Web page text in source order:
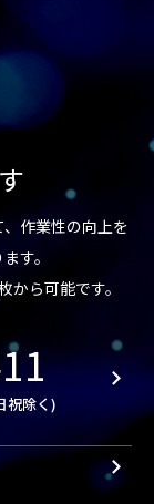
す
作業性の向上を
す。
ら可能です。
祝除く)